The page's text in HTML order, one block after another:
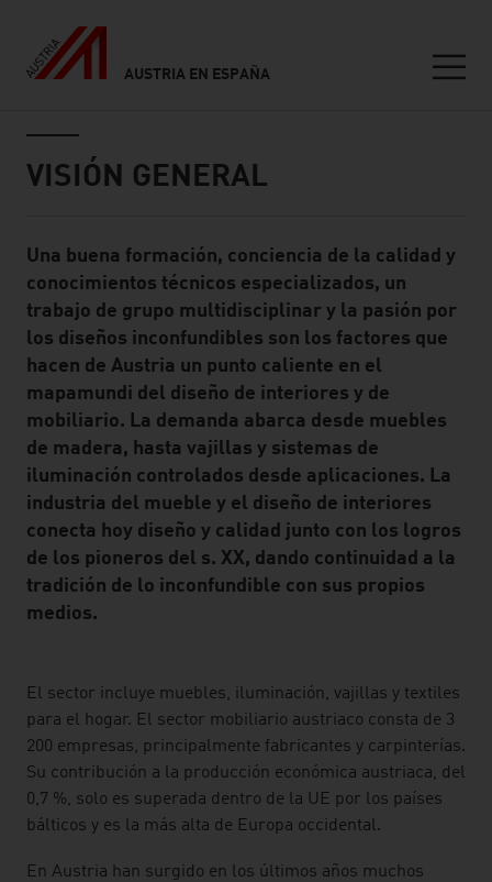
AUSTRIA EN ESPAÑA
VISIÓN GENERAL
Standard Content Module
Una buena formación, conciencia de la calidad y
conocimientos técnicos especializados, un
trabajo de grupo multidisciplinar y la pasión por
los diseños inconfundibles son los factores que
hacen de Austria un punto caliente en el
mapamundi del diseño de interiores y de
mobiliario. La demanda abarca desde muebles
de madera, hasta vajillas y sistemas de
iluminación controlados desde aplicaciones. La
industria del mueble y el diseño de interiores
conecta hoy diseño y calidad junto con los logros
de los pioneros del s. XX, dando continuidad a la
tradición de lo inconfundible con sus propios
medios.
listen
El sector incluye muebles, iluminación, vajillas y textiles
para el hogar. El sector mobiliario austriaco consta de 3
200 empresas, principalmente fabricantes y carpinterías.
Su contribución a la producción económica austriaca, del
0,7 %, solo es superada dentro de la UE por los países
bálticos y es la más alta de Europa occidental.
En Austria han surgido en los últimos años muchos